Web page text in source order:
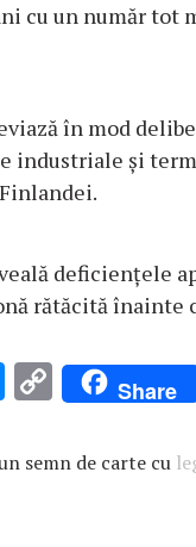
cu un număr tot
în mod
industriale şi
deficienţele
rătăcită înainte
M
se
C
o
p
Share
semn de carte cu